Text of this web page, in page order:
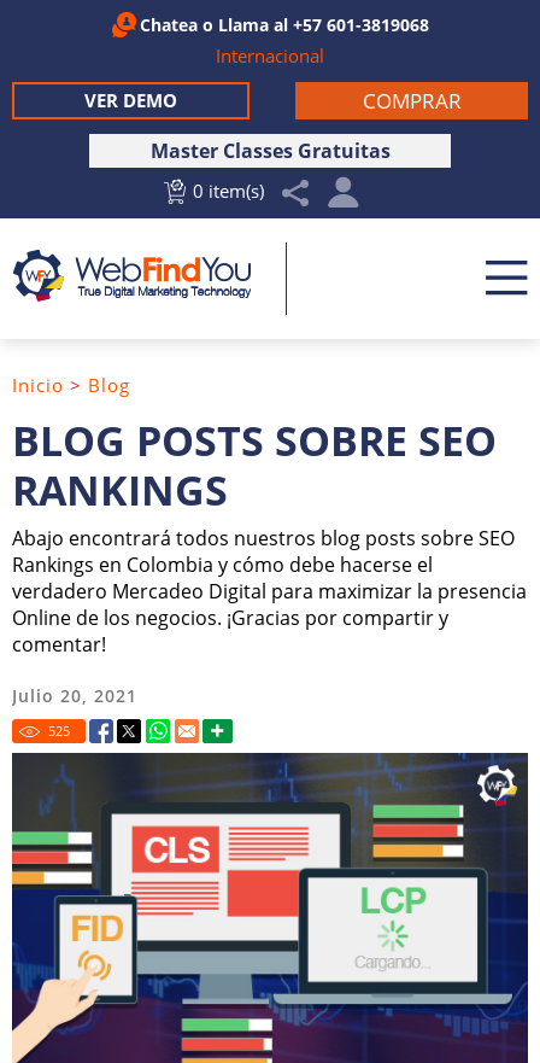
Chatea o Llama al +57 601-3819068
Internacional
Master Classes Gratuitas
0 item(s)
COMPRAR
VER DEMO
BLOG POSTS SOBRE SEO
RANKINGS
Inicio > Blog
Abajo encontrará todos nuestros blog posts sobre SEO
Rankings en Colombia y cómo debe hacerse el
verdadero Mercadeo Digital para maximizar la presencia
Online de los negocios. ¡Gracias por compartir y
comentar!
Julio 20, 2021
525